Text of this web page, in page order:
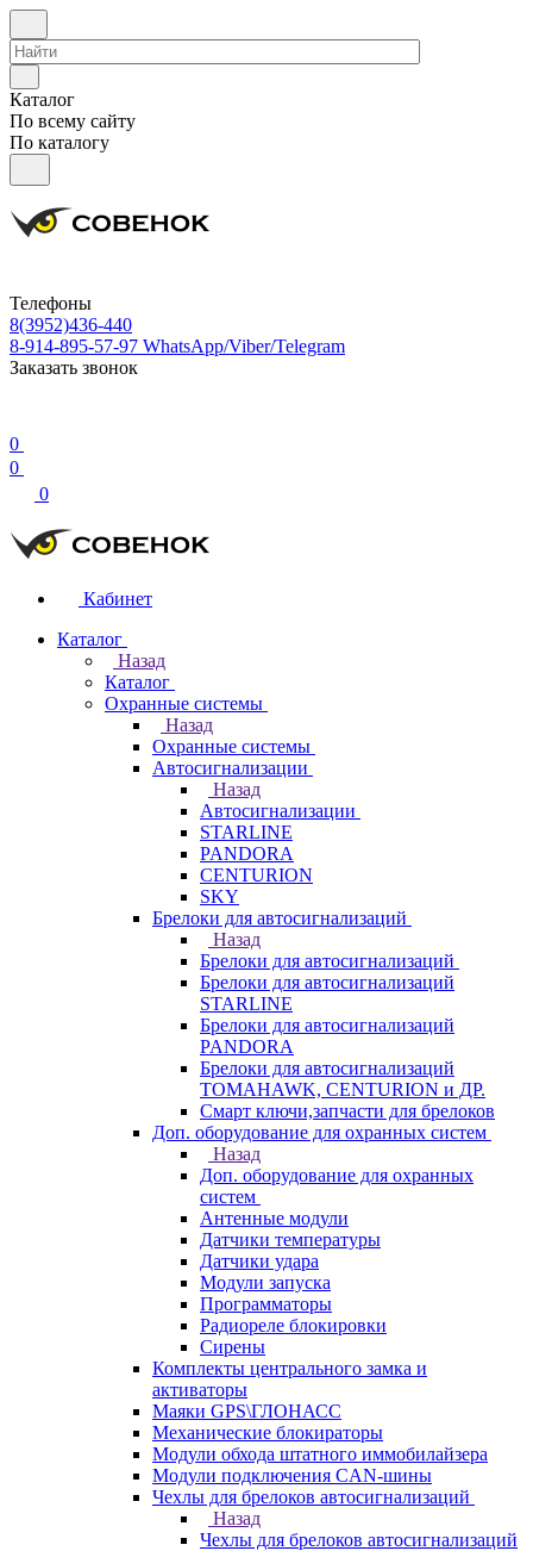
Каталог
По всему сайту
По каталогу
Телефоны
8(3952)436-440
8-914-895-57-97 WhatsApp/Viber/Telegram
Заказать звонок
0
0
0
Кабинет
Каталог
Назад
Каталог
Охранные системы
Назад
Охранные системы
Автосигнализации
Назад
Автосигнализации
STARLINE
PANDORA
CENTURION
SKY
Брелоки для автосигнализаций
Назад
Брелоки для автосигнализаций
Брелоки для автосигнализаций
STARLINE
Брелоки для автосигнализаций
PANDORA
Брелоки для автосигнализаций
TOMAHAWK, CENTURION и ДР.
Смарт ключи,запчасти для брелоков
Доп. оборудование для охранных систем
Назад
Доп. оборудование для охранных
систем
Антенные модули
Датчики температуры
Датчики удара
Модули запуска
Программаторы
Радиореле блокировки
Сирены
Комплекты центрального замка и
активаторы
Маяки GPS\ГЛОНАСС
Механические блокираторы
Модули обхода штатного иммобилайзера
Модули подключения CAN-шины
Чехлы для брелоков автосигнализаций
Назад
Чехлы для брелоков автосигнализаций